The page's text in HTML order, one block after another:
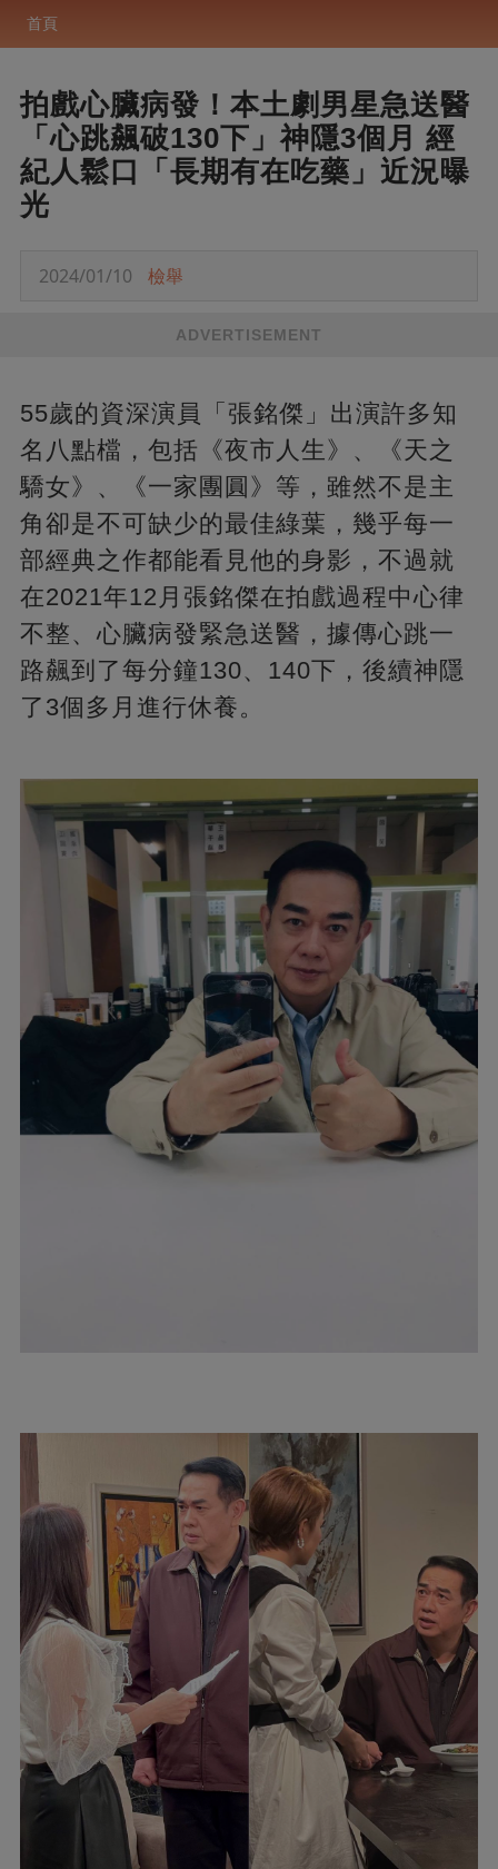
首頁
拍戲心臟病發！本土劇男星急送醫
「心跳飆破130下」神隱3個月 經
紀人鬆口「長期有在吃藥」近況曝
光
2024/01/10 檢舉
ADVERTISEMENT
55歲的資深演員「張銘傑」出演許多知
名八點檔，包括《夜市人生》、《天之
驕女》、《一家團圓》等，雖然不是主
角卻是不可缺少的最佳綠葉，幾乎每一
部經典之作都能看見他的身影，不過就
在2021年12月張銘傑在拍戲過程中心律
不整、心臟病發緊急送醫，據傳心跳一
路飆到了每分鐘130、140下，後續神隱
了3個多月進行休養。